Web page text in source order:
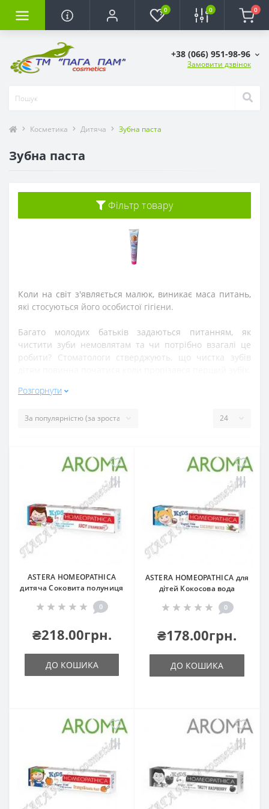
0 0 0
+38 (066) 951-98-96
Замовити дзвінок
Косметика Дитяча Зубна паста
Зубна паста
Фільтр товару
Коли на світ з'являється малюк, виникає маса питань,
які стосуються його особистої гігієни.
Багато молодих батьків задаються питанням, як
чистити зуби немовлятам та чи потрібно взагалі це
робити? Стоматологи стверджують, що чистка зубів
Дитяча зубна паста розроблена з урахуванням вікових
зубного нальоту.
Де в інтернеті купити дитячу
? На
сьогоднішній день покупки в інтернеті стають
невід'ємною частиною усіх. В інтернет-магазиніПАГА
ПАМ cosmeticsкупувати косметику та парфумерію
дешево, швидко та приємно. Оформлення замовлення
займе всього кілька хвилин, необхідно помістити товар
в кошик і заповнити ваші дані, і з вами зв'яжеться наш
магазиніПАГА ПАМ cosmetics, ви купуєте товар та
накопичуєте бали для майбутніх покупок.
На нашому сайті ви зможете ознайомитися з широким
асортиментом білоруської косметики для дітей.
Купити білоруську косметику в Дніпропетровськ або
будь-якому місті України більше не проблема - завдяки
швидкій і безкоштовну доставку (від 1000 грн.) Ви
В інтернет-магазині білоруської декоративної
косметики та парфумерії
ПАГА ПАМ cosmetics
продукція доставляється по всіх містах України: Київ,
Харків, Дніпропетровськ, Запоріжжя, Кривий Ріг, Одеса,
Херсон, Львів, Полтава, Вінниця, Миколаїв, Кіровоград,
Івано-Франківськ, Рівне, Житомир, Суми.
Розгорнути
ASTERA HOMEOPATHICA
дитяча Соковита полуниця
0
₴218.00грн.
ДО КОШИКА
АSTERA HOMEOPATHICA для
дітей Кокосова вода
0
₴178.00грн.
ДО КОШИКА